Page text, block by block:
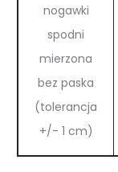
nogawki
spodni
mierzona
bez paska
(tolerancja
+/- 1 cm)